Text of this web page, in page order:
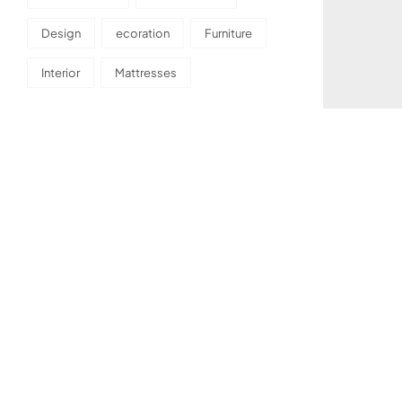
Design ecoration Furniture
Interior Mattresses